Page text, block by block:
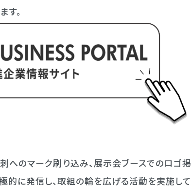
す。
へのマーク刷り込み、展示会ブースでのロゴ掲
極的に発信し、取組の輪を広げる活動を実施して